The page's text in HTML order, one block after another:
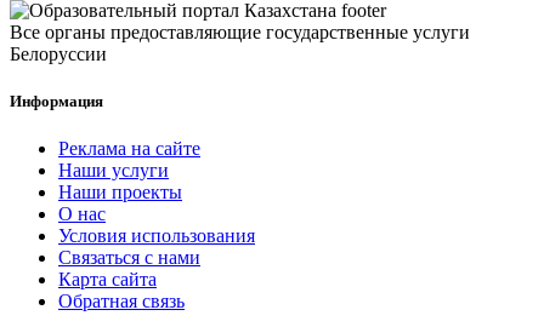
Все органы предоставляющие государственные услуги
Белоруссии
Информация
Реклама на сайте
Наши услуги
Наши проекты
О нас
Условия использования
Связаться с нами
Карта сайта
Обратная связь